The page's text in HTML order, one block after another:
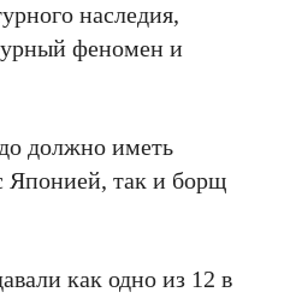
наследия,
феномен и
должно иметь
Японией, так и борщ
как одно из 12 в